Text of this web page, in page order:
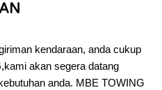
kendaraan, anda cukup
,kami akan segera datang
anda. MBE TOWING